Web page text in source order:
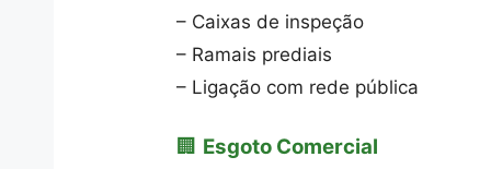
– Caixas de inspeção
– Ramais prediais
– Ligação com rede pública
🏢 Esgoto Comercial